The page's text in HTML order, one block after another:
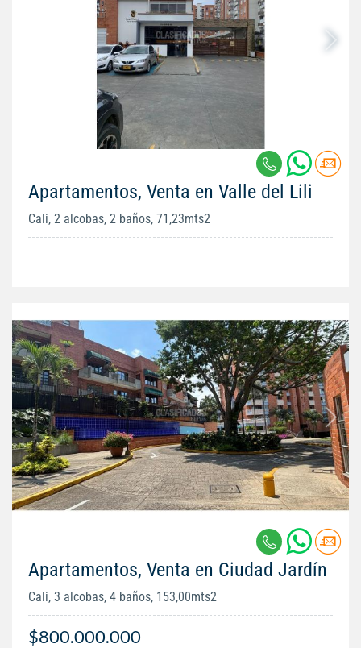
Apartamentos, Venta en Valle del Lili
Cali, 2 alcobas, 2 baños, 71,23mts2
Apartamentos, Venta en Ciudad Jardín
Cali, 3 alcobas, 4 baños, 153,00mts2
$800.000.000